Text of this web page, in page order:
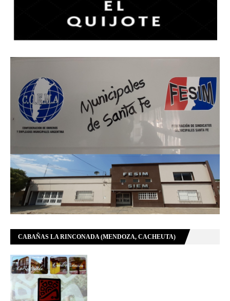
CABAÑAS LA RINCONADA (MENDOZA, CACHEUTA)